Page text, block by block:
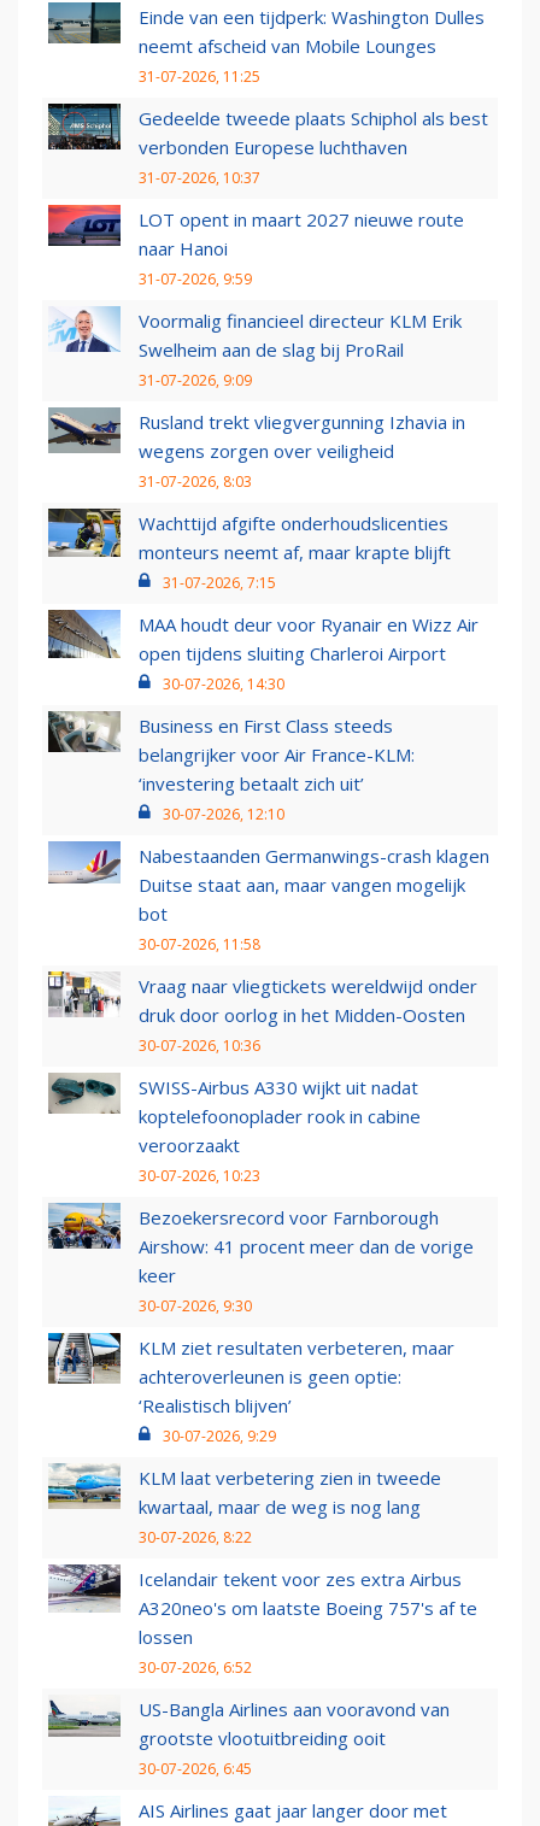
Einde van een tijdperk: Washington Dulles
neemt afscheid van Mobile Lounges
31-07-2026, 11:25
Gedeelde tweede plaats Schiphol als best
verbonden Europese luchthaven
31-07-2026, 10:37
LOT opent in maart 2027 nieuwe route
naar Hanoi
31-07-2026, 9:59
Voormalig financieel directeur KLM Erik
Swelheim aan de slag bij ProRail
31-07-2026, 9:09
Rusland trekt vliegvergunning Izhavia in
wegens zorgen over veiligheid
31-07-2026, 8:03
Wachttijd afgifte onderhoudslicenties
monteurs neemt af, maar krapte blijft
31-07-2026, 7:15
MAA houdt deur voor Ryanair en Wizz Air
open tijdens sluiting Charleroi Airport
30-07-2026, 14:30
Business en First Class steeds
belangrijker voor Air France-KLM:
‘investering betaalt zich uit’
30-07-2026, 12:10
Nabestaanden Germanwings-crash klagen
Duitse staat aan, maar vangen mogelijk
bot
30-07-2026, 11:58
Vraag naar vliegtickets wereldwijd onder
druk door oorlog in het Midden-Oosten
30-07-2026, 10:36
SWISS-Airbus A330 wijkt uit nadat
koptelefoonoplader rook in cabine
veroorzaakt
30-07-2026, 10:23
Bezoekersrecord voor Farnborough
Airshow: 41 procent meer dan de vorige
keer
30-07-2026, 9:30
KLM ziet resultaten verbeteren, maar
achteroverleunen is geen optie:
‘Realistisch blijven’
30-07-2026, 9:29
KLM laat verbetering zien in tweede
kwartaal, maar de weg is nog lang
30-07-2026, 8:22
Icelandair tekent voor zes extra Airbus
A320neo's om laatste Boeing 757's af te
lossen
30-07-2026, 6:52
US-Bangla Airlines aan vooravond van
grootste vlootuitbreiding ooit
30-07-2026, 6:45
AIS Airlines gaat jaar langer door met